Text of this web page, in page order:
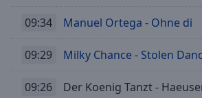
09:34 Manuel Ortega - Ohne di
09:29 Milky Chance - Stolen
09:26 Der Koenig Tanzt -